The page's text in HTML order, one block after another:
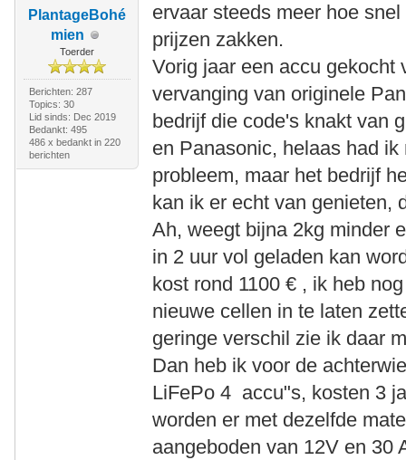
PlantageBohé
mien
Toerder
Berichten: 287
Topics: 30
Lid sinds: Dec 2019
Bedankt: 495
486 x bedankt in 220
berichten
ervaar steeds meer hoe
prijzen zakken.
Vorig jaar een accu gekocht
vervanging van originele
bedrijf die code's knakt van
en Panasonic, helaas had
probleem, maar het bedrijf
kan ik er echt van genieten,
Ah, weegt bijna 2kg minder
in 2 uur vol geladen kan
kost rond 1100 € , ik heb
nieuwe cellen in te laten
geringe verschil zie ik daar
Dan heb ik voor de
LiFePo 4 accu"s, kosten 3
worden er met dezelfde
aangeboden van 12V en 30